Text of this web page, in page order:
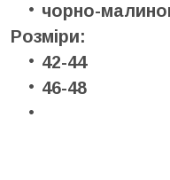
чорно-
Розміри:
42-44
46-48